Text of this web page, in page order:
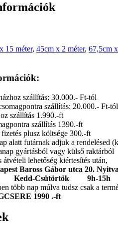
15 méter, 45cm x 2 méter, 67,5cm
szállítás: 30.000.- Ft-tól
szállítás: 20.000.- Ft-tól
szállítás 1.990.-ft
szállítás 1390.-ft
plusz költsége 300.-ft
alatt futárnak adjuk a rendelésed
gyártásból vagy külső raktárból
átvételi lehetőség kiértesítés után,
Baross Gábor utca 20.
Csütörtök 9h-15h
több nap múlva tudsz csak a
1990 .-ft